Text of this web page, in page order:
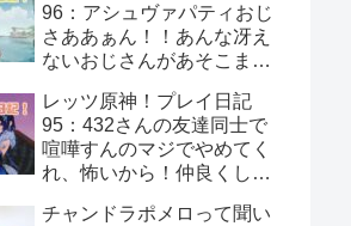
96：アシュヴァパティおじ
さああぁん！！あんな冴え
ないおじさんがあそこまで
な…！
レッツ原神！プレイ日記
95：432さんの友達同士で
喧嘩すんのマジでやめてく
れ、怖いから！仲良くして
チャンドラポメロって聞い